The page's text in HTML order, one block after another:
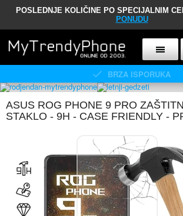
POSLEDNJE KOLIČINE PO SPECIJALNIM
PONUDU
BRZA ISPORUKA
ASUS ROG PHONE 9 PRO
STAKLO - 9H - CASE FRIENDLY -